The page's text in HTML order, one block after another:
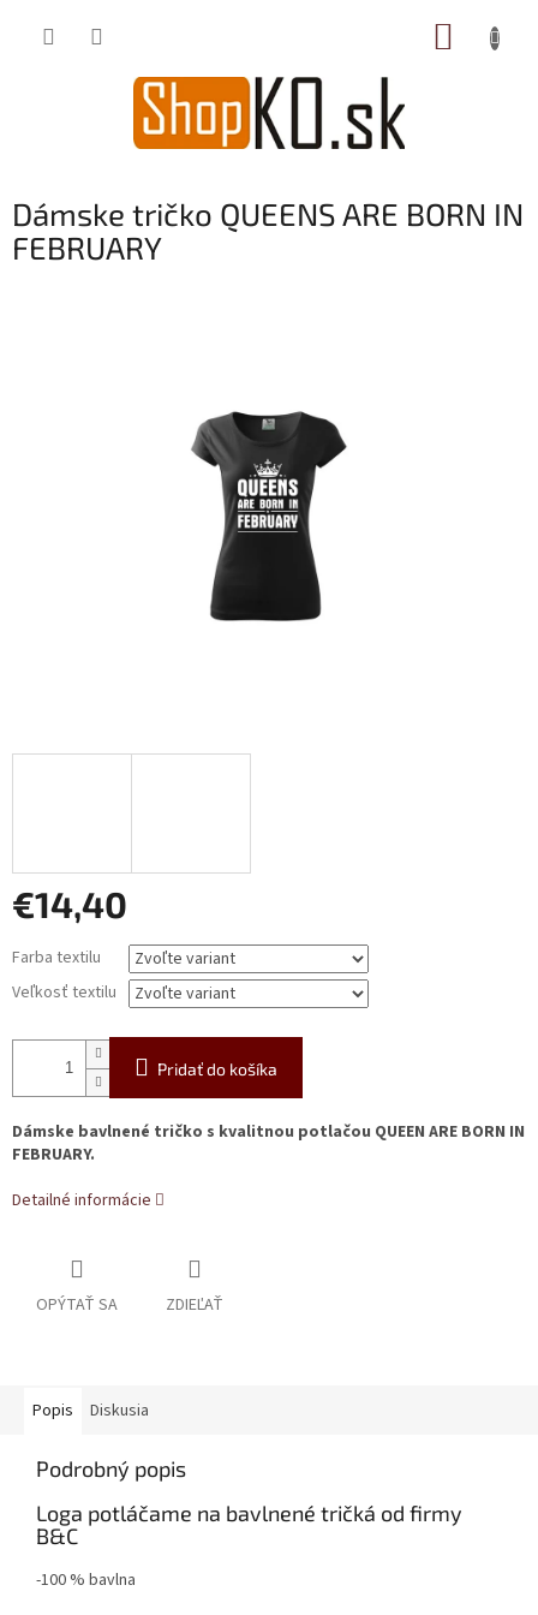
Dámske tričko QUEENS ARE BORN IN
FEBRUARY
€14,40
cena:
Farba textilu
Veľkosť textilu
Pridať do košíka
Dámske bavlnené tričko s kvalitnou potlačou QUEEN ARE BORN IN
FEBRUARY.
Detailné informácie
OPÝTAŤ SA ZDIEĽAŤ
Popis Diskusia
Podrobný popis
Loga potláčame na bavlnené tričká od firmy
B&C
-100 % bavlna